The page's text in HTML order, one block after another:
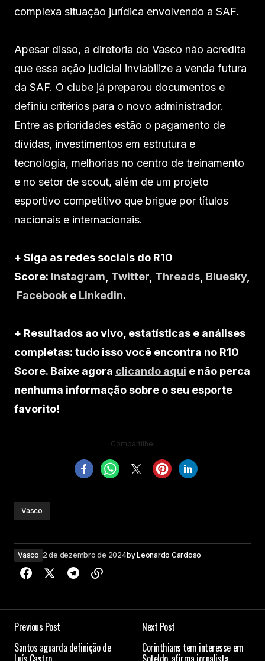
complexa situação jurídica envolvendo a SAF.
Apesar disso, a diretoria do Vasco não acredita
que essa ação judicial inviabilize a venda futura
da SAF. O clube já preparou documentos e
definiu critérios para o novo administrador.
Entre as prioridades estão o pagamento de
dívidas, investimentos em estrutura e
tecnologia, melhorias no centro de treinamento
e no setor de scout, além de um projeto
esportivo competitivo que brigue por títulos
nacionais e internacionais.
+ Siga as redes sociais do R10
Score: Instagram Twitter Threads Bluesky,
Facebook e Linkedin.
+ Resultados ao vivo, estatísticas e análises
completas: tudo isso você encontra no R10
Score. Baixe agora clicando aqui e não perca
nenhuma informação sobre o seu esporte
favorito!
Compartilhe!
Vasco
Vasco 2 de dezembro de 2024byLeonardo Cardoso
Previous Post
Santos aguarda definição de
Next Post
Corinthians tem interesse em